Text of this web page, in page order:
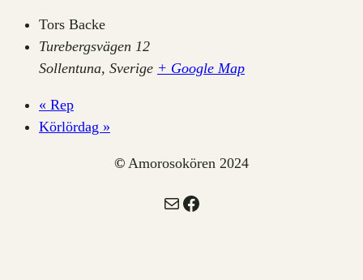
Tors Backe
Turebergsvägen 12
Sollentuna, Sverige + Google Map
« Rep
Körlördag »
© Amorosokören 2024
E-postFacebook